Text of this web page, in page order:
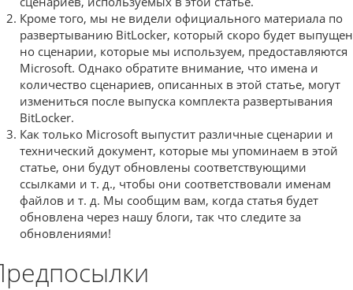
Кроме того, мы не видели официального материала по
развертыванию BitLocker, который скоро будет
но сценарии, которые мы используем, предоставляются
Microsoft. Однако обратите внимание, что имена и
количество сценариев, описанных в этой статье, могут
измениться после выпуска комплекта развертывания
BitLocker.
Как только Microsoft выпустит различные сценарии и
технический документ, которые мы упоминаем в этой
статье, они будут обновлены соответствующими
ссылками и т. д., чтобы они соответствовали именам
файлов и т. д. Мы сообщим вам, когда статья будет
обновлена через нашу блоги, так что следите за
обновлениями!